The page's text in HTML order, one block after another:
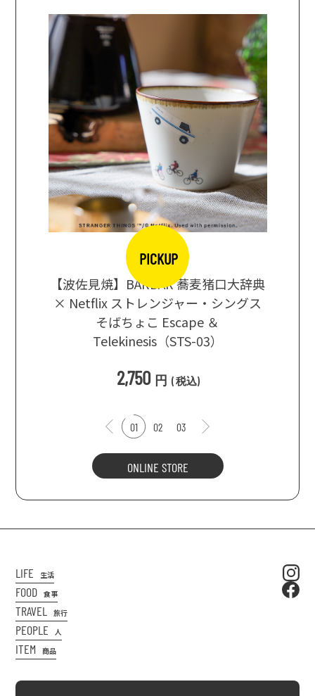
PICKUP
【波佐見焼】BARBAR 蕎麦猪口大辞典
× Netflix ストレンジャー・シングス
そばちょこ Escape ＆
Telekinesis（STS-03）
2,750 円 (税込)
01 02 03
ONLINE STORE
LIFE 生活
FOOD 食事
TRAVEL 旅行
PEOPLE 人
ITEM 商品